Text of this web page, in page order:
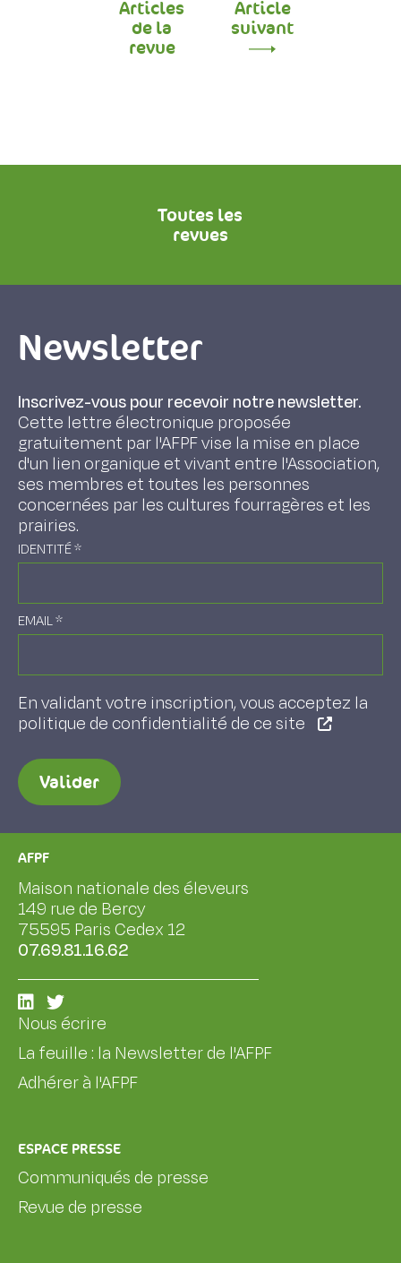
Articles
de la
revue
Article
suivant
Toutes les
revues
Newsletter
Inscrivez-vous pour recevoir notre newsletter.
Cette lettre électronique proposée
gratuitement par l'AFPF vise la mise en place
d'un lien organique et vivant entre l'Association,
ses membres et toutes les personnes
concernées par les cultures fourragères et les
prairies.
IDENTITÉ*
EMAIL*
En validant votre inscription, vous acceptez la
politique de confidentialité de ce site
Valider
AFPF
Maison nationale des éleveurs
149 rue de Bercy
75595 Paris Cedex 12
07.69.81.16.62
Nous écrire
La feuille : la Newsletter de l'AFPF
Adhérer à l'AFPF
ESPACE PRESSE
Communiqués de presse
Revue de presse